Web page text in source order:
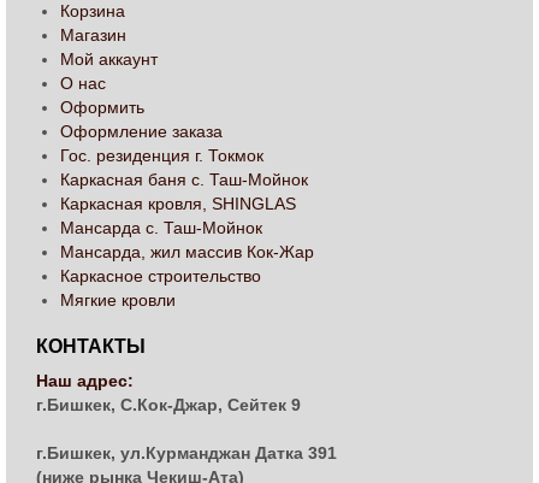
Корзина
Магазин
Мой аккаунт
О нас
Оформить
Оформление заказа
Гос. резиденция г. Токмок
Каркасная баня с. Таш-Мойнок
Каркасная кровля, SHINGLAS
Мансарда с. Таш-Мойнок
Мансарда, жил массив Кок-Жар
Каркасное строительство
Мягкие кровли
КОНТАКТЫ
Наш адрес:
г.Бишкек, С.Кок-Джар, Сейтек 9
г.Бишкек, ул.Курманджан Датка 391
(ниже рынка Чекиш-Ата)